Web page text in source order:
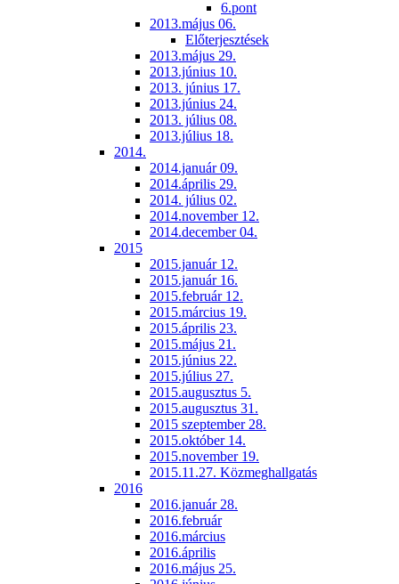
6.pont
2013.május 06.
Előterjesztések
2013.május 29.
2013.június 10.
2013. június 17.
2013.június 24.
2013. július 08.
2013.július 18.
2014.
2014.január 09.
2014.április 29.
2014. július 02.
2014.november 12.
2014.december 04.
2015
2015.január 12.
2015.január 16.
2015.február 12.
2015.március 19.
2015.április 23.
2015.május 21.
2015.június 22.
2015.július 27.
2015.augusztus 5.
2015.augusztus 31.
2015 szeptember 28.
2015.október 14.
2015.november 19.
2015.11.27. Közmeghallgatás
2016
2016.január 28.
2016.február
2016.március
2016.április
2016.május 25.